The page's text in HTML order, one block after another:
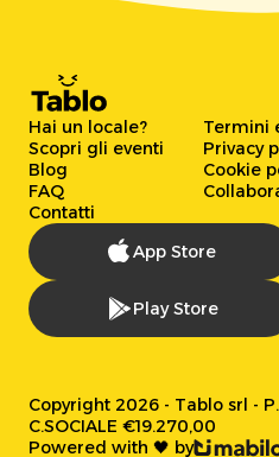
Hai un locale?
Scopri gli eventi
Blog
FAQ
Contatti
Termini
Privacy
Cookie
App Store
Play Store
Copyright 2026 - Tablo srl -
C.SOCIALE €19.270,00
Powered with 🖤 by